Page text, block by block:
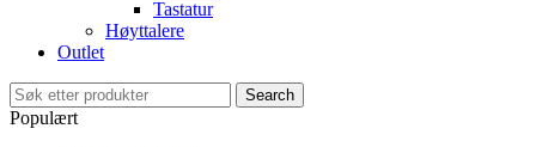
Tastatur
Høyttalere
Outlet
Search
Populært